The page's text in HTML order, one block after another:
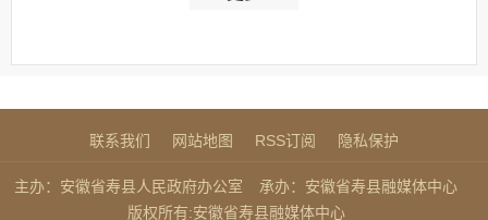
联系我们 网站地图 RSS订阅 隐私保护
主办：安徽省寿县人民政府办公室
承办：安徽省寿县融媒体中心
版权所有:安徽省寿县融媒体中心